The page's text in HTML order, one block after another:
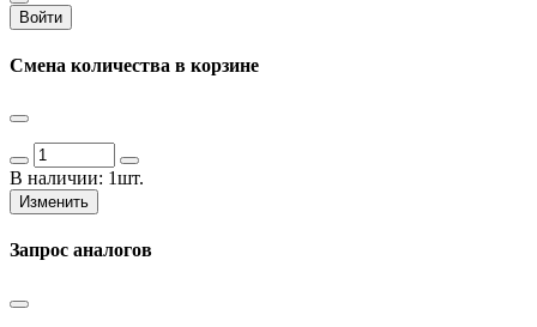
Войти
Смена количества в корзине
В наличии: 1шт.
Изменить
Запрос аналогов